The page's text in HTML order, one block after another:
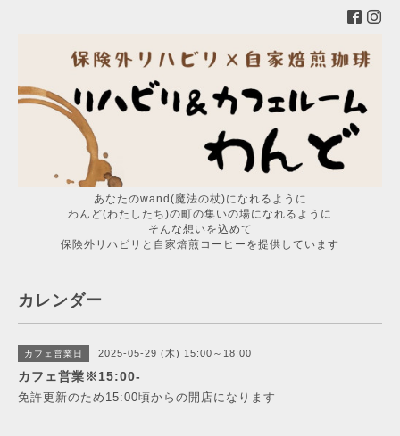
あなたのwand(魔法の杖)になれるように
わんど(わたしたち)の町の集いの場になれるように
そんな想いを込めて
保険外リハビリと自家焙煎コーヒーを提供しています
カレンダー
カフェ営業日 2025-05-29 (木) 15:00～18:00
カフェ営業※15:00-
免許更新のため15:00頃からの開店になります